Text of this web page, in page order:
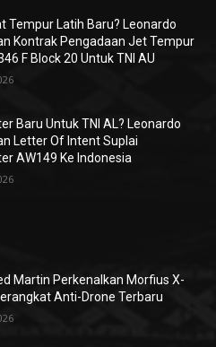
Tempur Latih Baru? Leonardo
Kontrak Pengadaan Jet Tempur
F Block 20 Untuk TNI AU
Baru Untuk TNI AL? Leonardo
Letter Of Intent Suplai
AW149 Ke Indonesia
Martin Perkenalkan Morfius X-
Anti-Drone Terbaru